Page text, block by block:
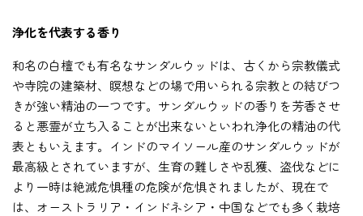
浄化を代表する香り
和名の白檀でも有名なサンダルウッドは、古くから宗教儀式
や寺院の建築材、瞑想などの場で用いられる宗教との結びつ
きが強い精油の一つです。サンダルウッドの香りを芳香させ
ると悪霊が立ち入ることが出来ないといわれ浄化の精油の代
表ともいえます。インドのマイソール産のサンダルウッドが
最高級とされていますが、生育の難しさや乱獲、盗伐などに
より一時は絶滅危惧種の危険が危惧されましたが、現在で
は、オーストラリア・インドネシア・中国などでも多く栽培